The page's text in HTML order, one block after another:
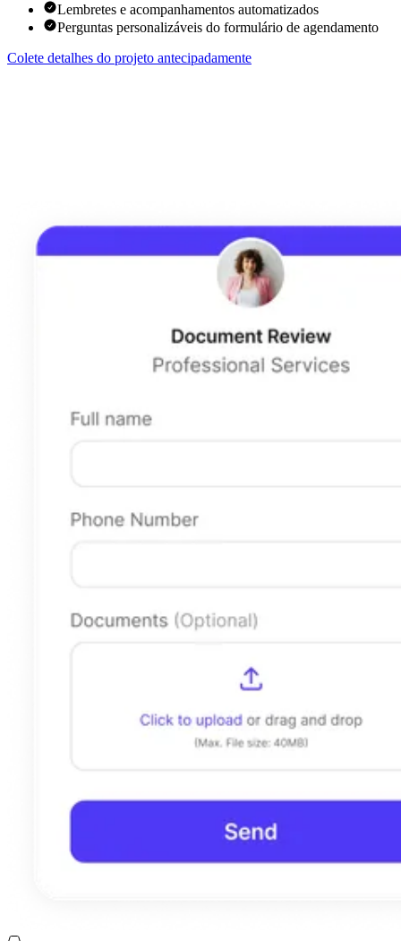
Lembretes e acompanhamentos automatizados
Perguntas personalizáveis ​​do formulário de agendamento
Colete detalhes do projeto antecipadamente